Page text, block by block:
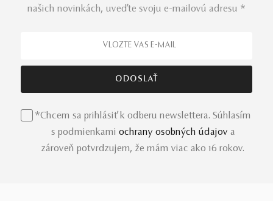
našich novinkách, uveďte svoju e-mailovú adresu *
*Chcem sa prihlásiť k odberu newslettera. Súhlasím
s podmienkami ochrany osobných údajov a
zároveň potvrdzujem, že mám viac ako 16 rokov.